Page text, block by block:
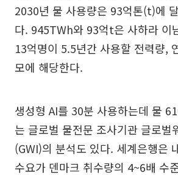
2030년 물 사용량은 93억톤(t)에
다. 945TWh와 93억t은 사하라 이
13억명이 5.5년간 사용할 전력량,
모에 해당한다.
생성형 AI를 30분 사용하는데 물
는 글로벌 물전문 조사기관 글로벌
(GWI)의 분석도 있다. 세계은행은
수요가 덴마크 취수량의 4~6배 수